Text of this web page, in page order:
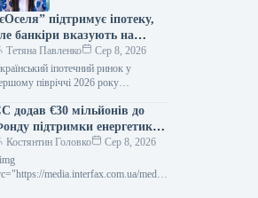
підтримує іпотеку,
банкіри вказують на
зростання
Тетяна Павленко
Сер 8, 2026
іпотечний ринок у
півріччі 2026 року
його розвиток значною мірою
від державної програми…
додав €30 мільйонів до
підтримки енергетики
Костянтин Головко
Сер 8, 2026
media.interfax.com.ua/media/